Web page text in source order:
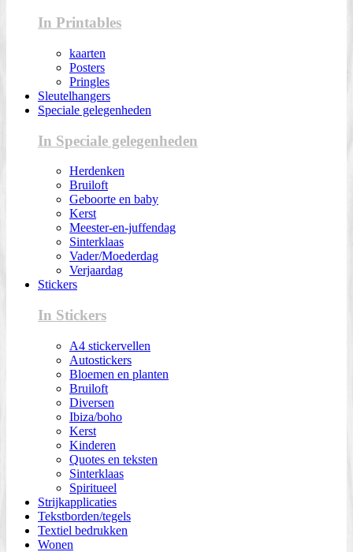
In Printables
kaarten
Posters
Pringles
Sleutelhangers
Speciale gelegenheden
In Speciale gelegenheden
Herdenken
Bruiloft
Geboorte en baby
Kerst
Meester-en-juffendag
Sinterklaas
Vader/Moederdag
Verjaardag
Stickers
In Stickers
A4 stickervellen
Autostickers
Bloemen en planten
Bruiloft
Diversen
Ibiza/boho
Kerst
Kinderen
Quotes en teksten
Sinterklaas
Spiritueel
Strijkapplicaties
Tekstborden/tegels
Textiel bedrukken
Wonen